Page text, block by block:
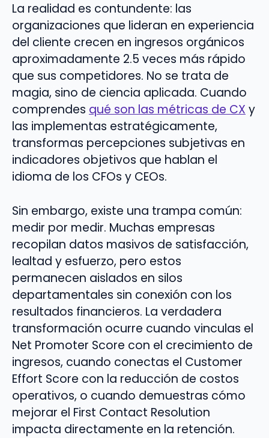
La realidad es contundente: las
organizaciones que lideran en experiencia
del cliente crecen en ingresos orgánicos
aproximadamente 2.5 veces más rápido
que sus competidores. No se trata de
magia, sino de ciencia aplicada. Cuando
comprendes qué son las métricas de CX y
las implementas estratégicamente,
transformas percepciones subjetivas en
indicadores objetivos que hablan el
idioma de los CFOs y CEOs.
Sin embargo, existe una trampa común:
medir por medir. Muchas empresas
recopilan datos masivos de satisfacción,
lealtad y esfuerzo, pero estos
permanecen aislados en silos
departamentales sin conexión con los
resultados financieros. La verdadera
transformación ocurre cuando vinculas el
Net Promoter Score con el crecimiento de
ingresos, cuando conectas el Customer
Effort Score con la reducción de costos
operativos, o cuando demuestras cómo
mejorar el First Contact Resolution
impacta directamente en la retención.